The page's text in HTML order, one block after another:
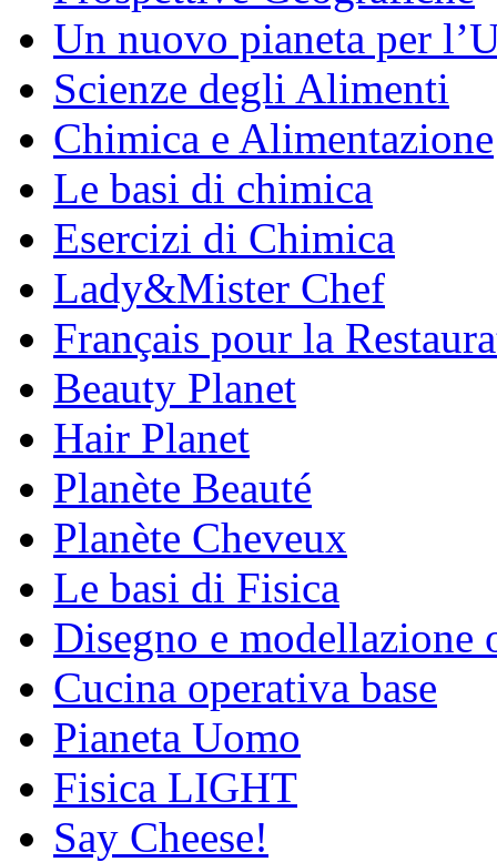
Un nuovo pianeta per
Scienze degli Alimenti
Chimica e Alimentazione
Le basi di chimica
Esercizi di Chimica
Lady&Mister Chef
Français pour la
Beauty Planet
Hair Planet
Planète Beauté
Planète Cheveux
Le basi di Fisica
Disegno e modellazione
Cucina operativa base
Pianeta Uomo
Fisica LIGHT
Say Cheese!